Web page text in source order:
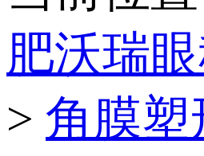
肥沃瑞
> 角膜塑